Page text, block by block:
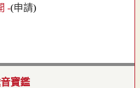
-(申請)
寶鑑